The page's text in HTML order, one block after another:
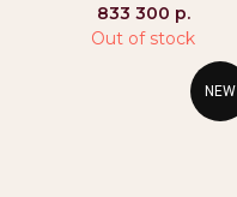
833 300 р.
Out of stock
NEW